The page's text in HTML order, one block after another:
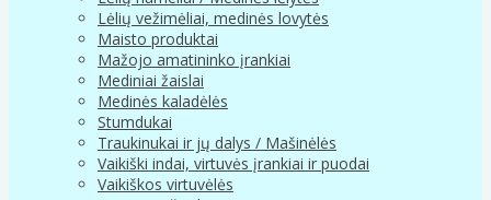
Lėlių vežimėliai, medinės lovytės
Maisto produktai
Mažojo amatininko įrankiai
Mediniai žaislai
Medinės kaladėlės
Stumdukai
Traukinukai ir jų dalys / Mašinėlės
Vaikiški indai, virtuvės įrankiai ir puodai
Vaikiškos virtuvėlės